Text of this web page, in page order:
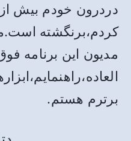
دردرون خودم بیش
کردم،برنگشته
مدیون این برنامه
برترم هستم.